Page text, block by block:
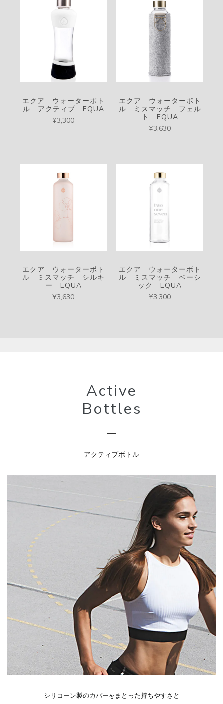
エクア ウォーターボト
ル アクティブ EQUA
¥3,300
エクア ウォーターボト
ル ミスマッチ フェル
ト EQUA
¥3,630
エクア ウォーターボト
ル ミスマッチ シルキ
ー EQUA
¥3,630
エクア ウォーターボト
ル ミスマッチ ベーシ
ック EQUA
¥3,300
Active
Bottles
アクティブボトル
シリコーン製のカバーをまとった持ちやすさと